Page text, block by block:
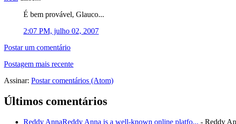
É bem provável, Glauco...
2:07 PM, julho 02, 2007
Postar um comentário
Postagem mais recente
Assinar: Postar comentários (Atom)
Últimos comentários
Reddy AnnaReddy Anna is a well-known online platfo... - Reddy